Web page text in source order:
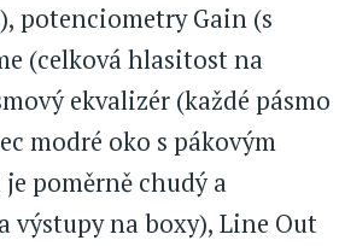
potenciometry Gain (s
(celková hlasitost na
ekvalizér (každé pásmo
modré oko s pákovým
poměrně chudý a
výstupy na boxy), Line Out